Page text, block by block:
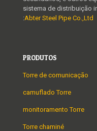
sistema de distribuição
:Abter Steel Pipe Co.,Ltd
PRODUTOS
Torre de comunicação
camuflado Torre
monitoramento Torre
Torre chaminé